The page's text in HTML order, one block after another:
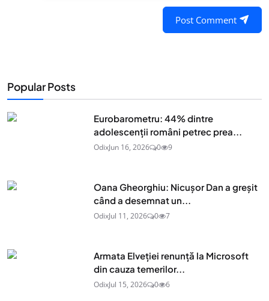
Post Comment
Popular Posts
Eurobarometru: 44% dintre
adolescenţii români petrec prea...
OdixJun 16, 2026 0 9
Oana Gheorghiu: Nicușor Dan a greșit
când a desemnat un...
OdixJul 11, 2026 0 7
Armata Elveției renunță la Microsoft
din cauza temerilor...
OdixJul 15, 2026 0 6